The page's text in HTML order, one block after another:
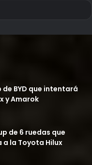
de BYD que intentará
y Amarok
de 6 ruedas que
la Toyota Hilux